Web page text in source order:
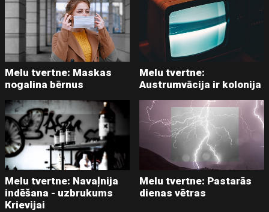
Melu tvertne: Maskas
nogalina bērnus
Melu tvertne:
Austrumvācija ir kolonija
Melu tvertne: Navaļnija
indēšana - uzbrukums
Krievijai
Melu tvertne: Pastarās
dienas vētras